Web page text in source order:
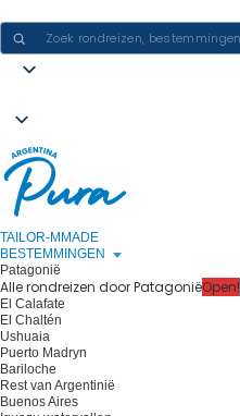
TAILOR-MMADE
BESTEMMINGEN
Patagonië
Alle rondreizen door PatagoniëOpen!
El Calafate
El Chaltén
Ushuaia
Puerto Madryn
Bariloche
Rest van Argentinië
Buenos Aires